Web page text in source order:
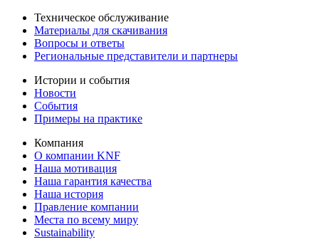
Техническое обслуживание
Материалы для скачивания
Вопросы и ответы
Региональные представители и партнеры
Истории и события
Новости
События
Примеры на практике
Компания
О компании KNF
Наша мотивация
Наша гарантия качества
Наша история
Правление компании
Места по всему миру
Sustainability